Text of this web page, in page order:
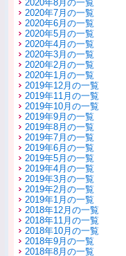
2020年8月の一覧
2020年7月の一覧
2020年6月の一覧
2020年5月の一覧
2020年4月の一覧
2020年3月の一覧
2020年2月の一覧
2020年1月の一覧
2019年12月の一覧
2019年11月の一覧
2019年10月の一覧
2019年9月の一覧
2019年8月の一覧
2019年7月の一覧
2019年6月の一覧
2019年5月の一覧
2019年4月の一覧
2019年3月の一覧
2019年2月の一覧
2019年1月の一覧
2018年12月の一覧
2018年11月の一覧
2018年10月の一覧
2018年9月の一覧
2018年8月の一覧